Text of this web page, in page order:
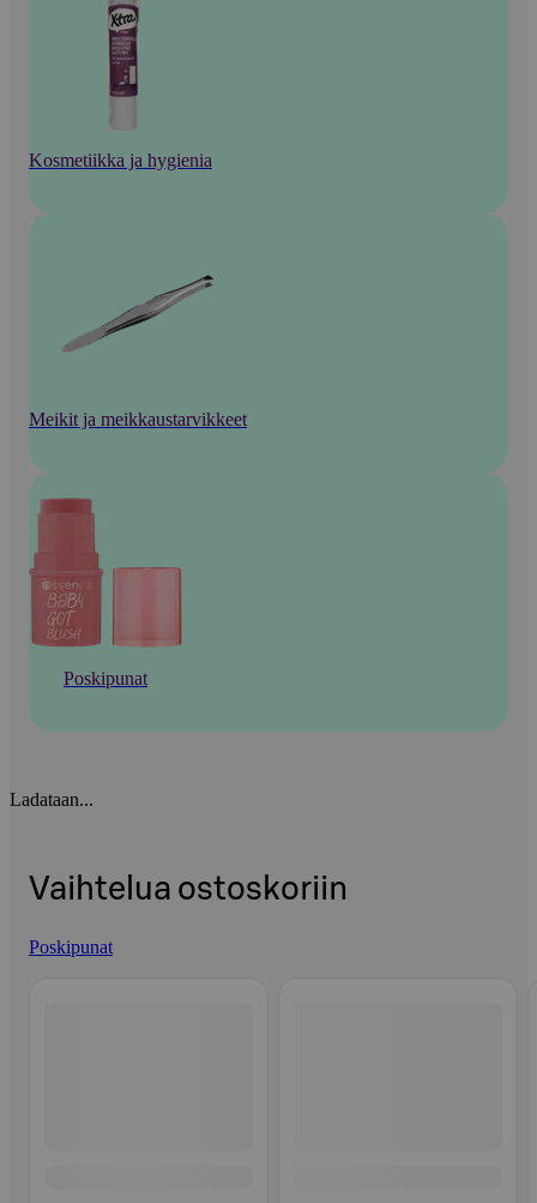
Kosmetiikka ja hygienia
Meikit ja meikkaustarvikkeet
Poskipunat
Ladataan...
Vaihtelua ostoskoriin
Poskipunat